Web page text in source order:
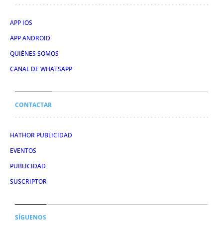
APP IOS
APP ANDROID
QUIÉNES SOMOS
CANAL DE WHATSAPP
CONTACTAR
HATHOR PUBLICIDAD
EVENTOS
PUBLICIDAD
SUSCRIPTOR
SÍGUENOS